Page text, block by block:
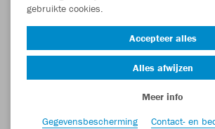
gebruikte cookies.
Accepteer alles
Alles afwijzen
Meer info
Gegevensbescherming
Contact- en